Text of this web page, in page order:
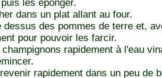
les éponger.
dans un plat allant au four.
dessus des pommes de terre et,
pour pouvoir les farcir.
rapidement à l'eau
rapidement dans un peu de